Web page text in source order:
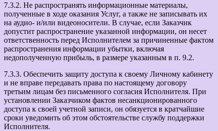
7.3.2. Не распространять информационные материалы,
полученные в ходе оказания Услуг, а также не записывать их
на аудио- и/или видеоносители. В случае, если Заказчик
допустит распространение указанной информации, он несет
ответственность перед Исполнителем за причиненные фактом
распространения информации убытки, включая
недополученную прибыль, в размере указанным в п. 9.2.
7.3.3. Обеспечить защиту доступа к своему Личному кабинету
и не вправе передавать права по настоящему договору
третьим лицам без письменного согласия Исполнителя. При
установлении Заказчиком фактов несанкционированного
доступа к своей учетной записи, он обязуется в кратчайшие
сроки уведомить об этом обстоятельстве службу поддержки
Исполнителя.